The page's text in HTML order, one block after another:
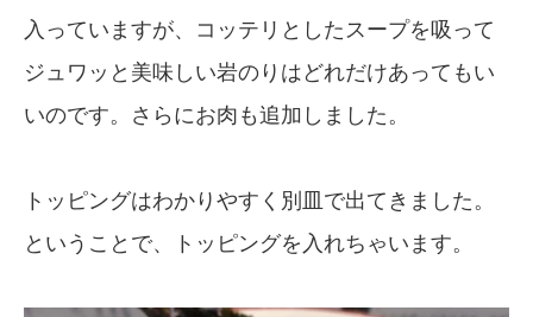
入っていますが、コッテリとしたスープを吸って
ジュワッと美味しい岩のりはどれだけあってもい
いのです。さらにお肉も追加しました。
トッピングはわかりやすく別皿で出てきました。
ということで、トッピングを入れちゃいます。